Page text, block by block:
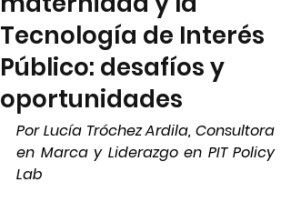
Tecnología de Interés
Público: desafíos y
oportunidades
Por Lucía Tróchez Ardila, Consultora
en Marca y Liderazgo en PIT Policy
Lab